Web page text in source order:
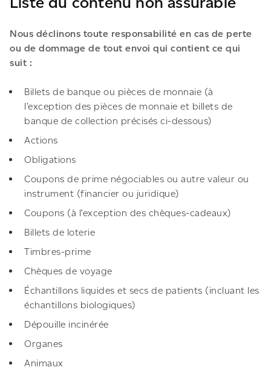
Nous déclinons toute responsabilité en cas de perte
ou de dommage de tout envoi qui contient ce qui
suit :
Billets de banque ou pièces de monnaie (à
l’exception des pièces de monnaie et billets de
banque de collection précisés ci-dessous)
Actions
Obligations
Coupons de prime négociables ou autre valeur ou
instrument (financier ou juridique)
Coupons (à l’exception des chèques-cadeaux)
Billets de loterie
Timbres-prime
Chèques de voyage
Échantillons liquides et secs de patients (incluant les
échantillons biologiques)
Dépouille incinérée
Organes
Animaux